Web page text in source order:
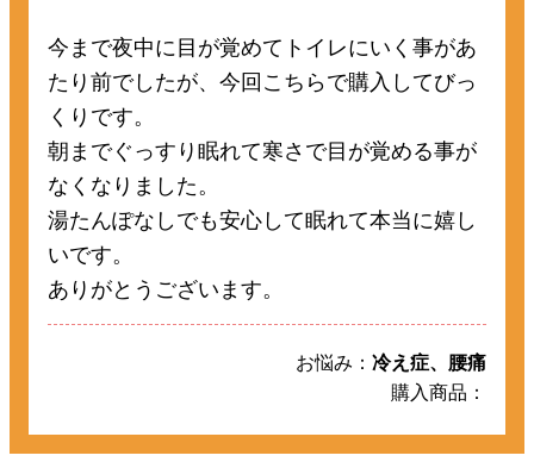
今まで夜中に目が覚めてトイレにいく事があ
たり前でしたが、今回こちらで購入してびっ
くりです。
朝までぐっすり眠れて寒さで目が覚める事が
なくなりました。
湯たんぽなしでも安心して眠れて本当に嬉し
いです。
ありがとうございます。
お悩み： 冷え症、腰痛
購入商品：